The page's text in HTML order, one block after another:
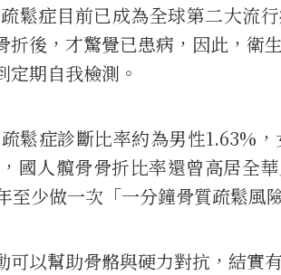
鬆症目前已成為全球第二大流
後，才驚覺已患病，因此，衛
期自我檢測。
鬆症診斷比率約為男性1.63%，
國人髖骨骨折比率還曾高居全
少做一次「一分鐘骨質疏鬆風
以幫助骨骼與硬力對抗，結實